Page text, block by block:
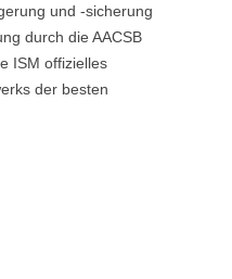
und -sicherung
durch die AACSB
ISM offizielles
der besten